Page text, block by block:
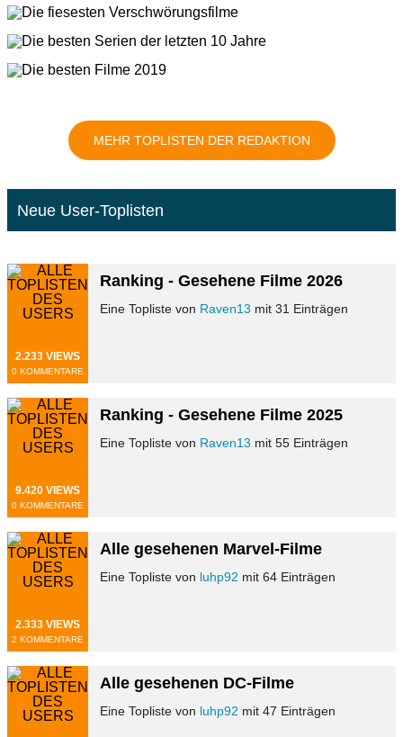
MEHR TOPLISTEN DER REDAKTION
Neue User-Toplisten
2.233 VIEWS
0 KOMMENTARE
Ranking - Gesehene Filme 2026
Eine Topliste von Raven13 mit 31 Einträgen
9.420 VIEWS
0 KOMMENTARE
Ranking - Gesehene Filme 2025
Eine Topliste von Raven13 mit 55 Einträgen
2.333 VIEWS
2 KOMMENTARE
Alle gesehenen Marvel-Filme
Eine Topliste von luhp92 mit 64 Einträgen
Alle gesehenen DC-Filme
Eine Topliste von luhp92 mit 47 Einträgen